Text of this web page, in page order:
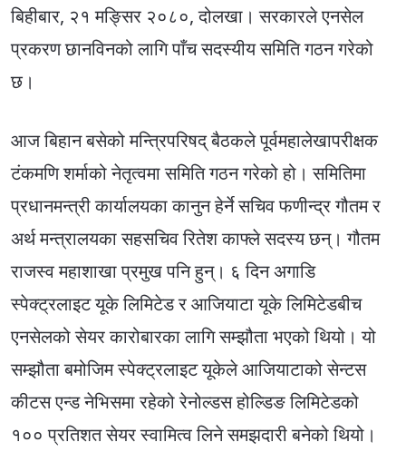
बिहीबार, २१ मङ्सिर २०८०, दोलखा। सरकारले एनसेल
प्रकरण छानविनको लागि पाँच सदस्यीय समिति गठन गरेको
छ।
आज बिहान बसेको मन्त्रिपरिषद् बैठकले पूर्वमहालेखापरीक्षक
टंकमणि शर्माको नेतृत्वमा समिति गठन गरेको हो। समितिमा
प्रधानमन्त्री कार्यालयका कानुन हेर्ने सचिव फणीन्द्र गौतम र
अर्थ मन्त्रालयका सहसचिव रितेश काफ्ले सदस्य छन्। गौतम
राजस्व महाशाखा प्रमुख पनि हुन्। ६ दिन अगाडि
स्पेक्ट्रलाइट यूके लिमिटेड र आजियाटा यूके लिमिटेडबीच
एनसेलको सेयर कारोबारका लागि सम्झौता भएको थियो। यो
सम्झौता बमोजिम स्पेक्ट्रलाइट यूकेले आजियाटाको सेन्टस
कीटस एन्ड नेभिसमा रहेको रेनोल्डस होल्डिङ लिमिटेडको
१०० प्रतिशत सेयर स्वामित्व लिने समझदारी बनेको थियो।